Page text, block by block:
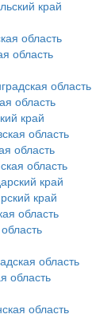
край
область
область
область
область
край
область
область
область
край
край
область
область
область
область